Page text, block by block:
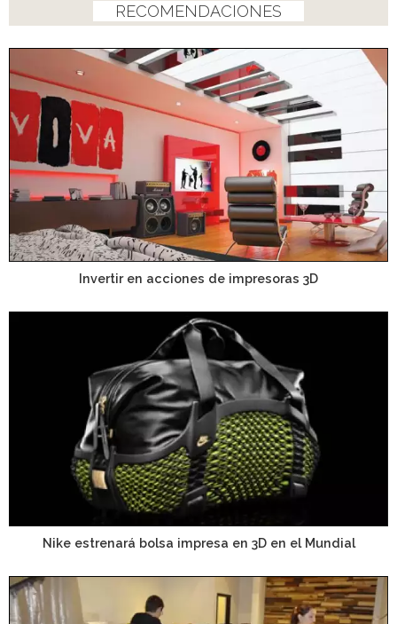
RECOMENDACIONES
Invertir en acciones de impresoras 3D
Nike estrenará bolsa impresa en 3D en el Mundial